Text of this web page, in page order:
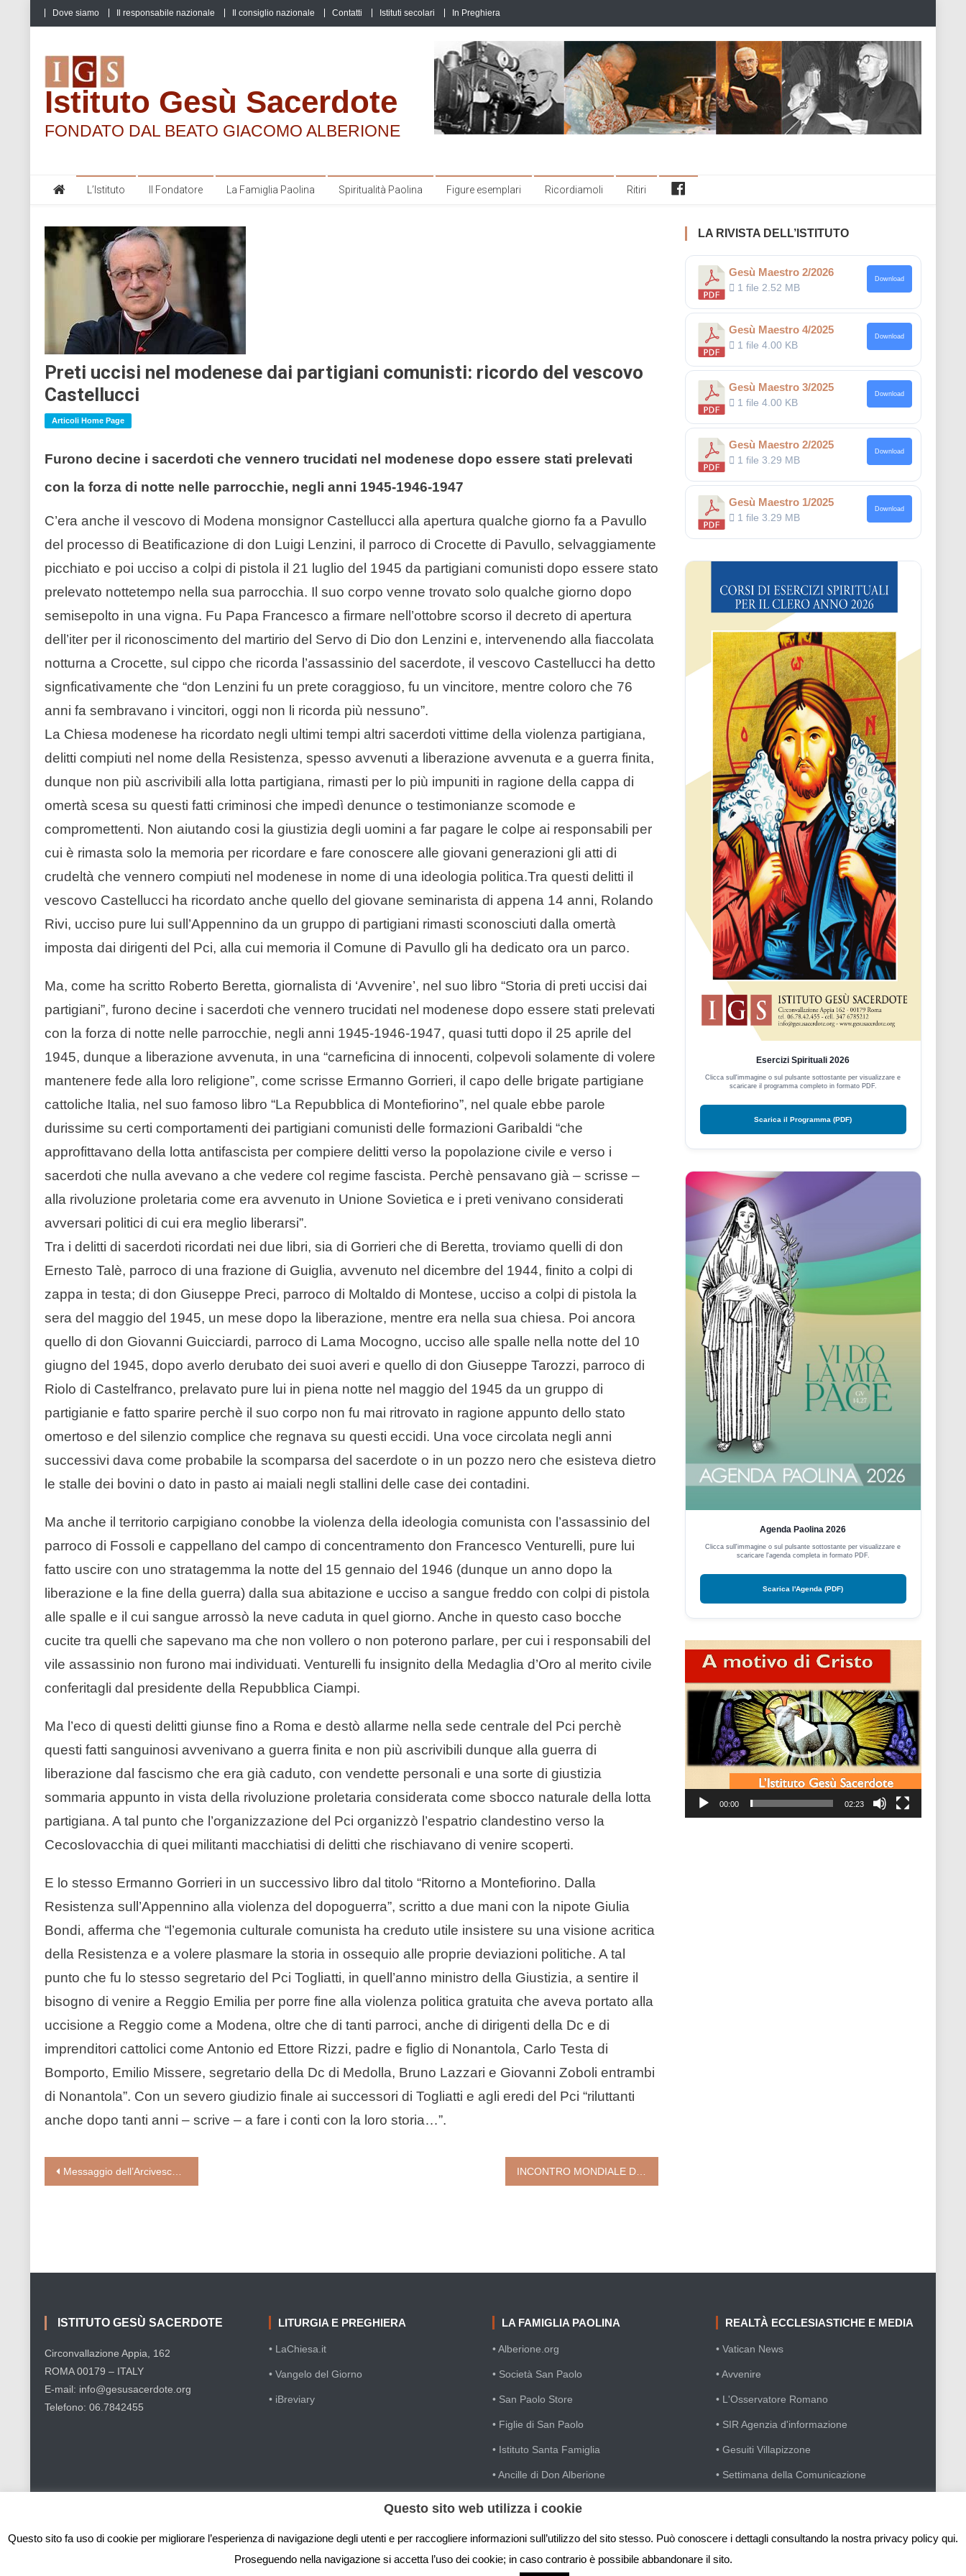
Skip
to
Dove siamo Il responsabile nazionale Il consiglio nazionale Contatti Istituti secolari In Preghiera
Istituto Gesù Sacerdote
FONDATO DAL BEATO GIACOMO ALBERIONE
L’Istituto Il Fondatore La Famiglia Paolina Spiritualità Paolina Figure esemplari Ricordiamoli Ritiri
Preti uccisi nel modenese dai partigiani comunisti: ricordo del vescovo
Castellucci
Articoli Home Page
Furono decine i sacerdoti che vennero trucidati nel modenese dopo essere stati prelevati
con la forza di notte nelle parrocchie, negli anni 1945-1946-1947
C’era anche il vescovo di Modena monsignor Castellucci alla apertura qualche giorno fa a Pavullo
del processo di Beatificazione di don Luigi Lenzini, il parroco di Crocette di Pavullo, selvaggiamente
picchiato e poi ucciso a colpi di pistola il 21 luglio del 1945 da partigiani comunisti dopo essere stato
prelevato nottetempo nella sua parrocchia. Il suo corpo venne trovato solo qualche giorno dopo
semisepolto in una vigna. Fu Papa Francesco a firmare nell’ottobre scorso il decreto di apertura
dell’iter per il riconoscimento del martirio del Servo di Dio don Lenzini e, intervenendo alla fiaccolata
notturna a Crocette, sul cippo che ricorda l’assassinio del sacerdote, il vescovo Castellucci ha detto
signficativamente che “don Lenzini fu un prete coraggioso, fu un vincitore, mentre coloro che 76
anni fa sembravano i vincitori, oggi non li ricorda più nessuno”.
La Chiesa modenese ha ricordato negli ultimi tempi altri sacerdoti vittime della violenza partigiana,
delitti compiuti nel nome della Resistenza, spesso avvenuti a liberazione avvenuta e a guerra finita,
dunque non più ascrivibili alla lotta partigiana, rimasti per lo più impuniti in ragione della cappa di
omertà scesa su questi fatti criminosi che impedì denunce o testimonianze scomode e
compromettenti. Non aiutando cosi la giustizia degli uomini a far pagare le colpe ai responsabili per
cui è rimasta solo la memoria per ricordare e fare conoscere alle giovani generazioni gli atti di
crudeltà che vennero compiuti nel modenese in nome di una ideologia politica.Tra questi delitti il
vescovo Castellucci ha ricordato anche quello del giovane seminarista di appena 14 anni, Rolando
Rivi, ucciso pure lui sull’Appennino da un gruppo di partigiani rimasti sconosciuti dalla omertà
imposta dai dirigenti del Pci, alla cui memoria il Comune di Pavullo gli ha dedicato ora un parco.
Ma, come ha scritto Roberto Beretta, giornalista di ‘Avvenire’, nel suo libro “Storia di preti uccisi dai
partigiani”, furono decine i sacerdoti che vennero trucidati nel modenese dopo essere stati prelevati
con la forza di notte nelle parrocchie, negli anni 1945-1946-1947, quasi tutti dopo il 25 aprile del
1945, dunque a liberazione avvenuta, in una “carneficina di innocenti, colpevoli solamente di volere
mantenere fede alla loro religione”, come scrisse Ermanno Gorrieri, il capo delle brigate partigiane
cattoliche Italia, nel suo famoso libro “La Repubblica di Montefiorino”, nel quale ebbe parole
durissime su certi comportamenti dei partigiani comunisti delle formazioni Garibaldi “che
approfittavano della lotta antifascista per compiere delitti verso la popolazione civile e verso i
sacerdoti che nulla avevano a che vedere col regime fascista. Perchè pensavano già – scrisse –
alla rivoluzione proletaria come era avvenuto in Unione Sovietica e i preti venivano considerati
avversari politici di cui era meglio liberarsi”.
Tra i delitti di sacerdoti ricordati nei due libri, sia di Gorrieri che di Beretta, troviamo quelli di don
Ernesto Talè, parroco di una frazione di Guiglia, avvenuto nel dicembre del 1944, finito a colpi di
zappa in testa; di don Giuseppe Preci, parroco di Moltaldo di Montese, ucciso a colpi di pistola la
sera del maggio del 1945, un mese dopo la liberazione, mentre era nella sua chiesa. Poi ancora
quello di don Giovanni Guicciardi, parroco di Lama Mocogno, ucciso alle spalle nella notte del 10
giugno del 1945, dopo averlo derubato dei suoi averi e quello di don Giuseppe Tarozzi, parroco di
Riolo di Castelfranco, prelavato pure lui in piena notte nel maggio del 1945 da un gruppo di
partigianie e fatto sparire perchè il suo corpo non fu mai ritrovato in ragione appunto dello stato
omertoso e del silenzio complice che regnava su questi eccidi. Una voce circolata negli anni
successivi dava come probabile la scomparsa del sacerdote o in un pozzo nero che esisteva dietro
le stalle dei bovini o dato in pasto ai maiali negli stallini delle case dei contadini.
Ma anche il territorio carpigiano conobbe la violenza della ideologia comunista con l’assassinio del
parroco di Fossoli e cappellano del campo di concentramento don Francesco Venturelli, pure lui
fatto uscire con uno stratagemma la notte del 15 gennaio del 1946 (dunque un anno dopo la
liberazione e la fine della guerra) dalla sua abitazione e ucciso a sangue freddo con colpi di pistola
alle spalle e il cui sangue arrossò la neve caduta in quel giorno. Anche in questo caso bocche
cucite tra quelli che sapevano ma che non vollero o non poterono parlare, per cui i responsabili del
vile assassinio non furono mai individuati. Venturelli fu insignito della Medaglia d’Oro al merito civile
conferitagli dal presidente della Repubblica Ciampi.
Ma l’eco di questi delitti giunse fino a Roma e destò allarme nella sede centrale del Pci perchè
questi fatti sanguinosi avvenivano a guerra finita e non più ascrivibili dunque alla guerra di
liberazione dal fascismo che era già caduto, con vendette personali e una sorte di giustizia
sommaria appunto in vista della rivoluzione proletaria considerata come sbocco naturale della lotta
partigiana. A tal punto che l’organizzazione del Pci organizzò l’espatrio clandestino verso la
Cecoslovacchia di quei militanti macchiatisi di delitti che rischiavano di venire scoperti.
E lo stesso Ermanno Gorrieri in un successivo libro dal titolo “Ritorno a Montefiorino. Dalla
Resistenza sull’Appennino alla violenza del dopoguerra”, scritto a due mani con la nipote Giulia
Bondi, afferma che “l’egemonia culturale comunista ha creduto utile insistere su una visione acritica
della Resistenza e a volere plasmare la storia in ossequio alle proprie deviazioni politiche. A tal
punto che fu lo stesso segretario del Pci Togliatti, in quell’anno ministro della Giustizia, a sentire il
bisogno di venire a Reggio Emilia per porre fine alla violenza politica gratuita che aveva portato alla
uccisione a Reggio come a Modena, oltre che di tanti parroci, anche di dirigenti della Dc e di
imprenditori cattolici come Antonio ed Ettore Rizzi, padre e figlio di Nonantola, Carlo Testa di
Bomporto, Emilio Missere, segretario della Dc di Medolla, Bruno Lazzari e Giovanni Zoboli entrambi
di Nonantola”. Con un severo giudizio finale ai successori di Togliatti e agli eredi del Pci “riluttanti
anche dopo tanti anni – scrive – a fare i conti con la loro storia…”.
Navigazione
Messaggio dell’Arcivescovo di Napoli, Mons. Mimmo Battaglia, ai “grandi” del G20 INCONTRO MONDIALE DELLE FAMIGLIE: PRESENTATA L’IMMAGINE UFFICIALE “FIRMATA” RUPNIK
LA RIVISTA DELL’ISTITUTO
Gesù Maestro 2/2026
1 file 2.52 MB
Download
Gesù Maestro 4/2025
1 file4.00 KB
Download
Gesù Maestro 3/2025
1 file4.00 KB
Download
Gesù Maestro 2/2025
1 file3.29 MB
Download
Gesù Maestro 1/2025
1 file3.29 MB
Download
Esercizi Spirituali 2026
Clicca sull'immagine o sul pulsante sottostante per visualizzare e
scaricare il programma completo in formato PDF.
Scarica il Programma (PDF)
Agenda Paolina 2026
Clicca sull'immagine o sul pulsante sottostante per visualizzare e
scaricare l'agenda completa in formato PDF.
Scarica l'Agenda (PDF)
Video
Player
00:00 02:23
ISTITUTO GESÙ SACERDOTE
Circonvallazione Appia, 162
ROMA 00179 – ITALY
E-mail: info@gesusacerdote.org
Telefono: 06.7842455
LITURGIA E PREGHIERA
• LaChiesa.it
• Vangelo del Giorno
• iBreviary
LA FAMIGLIA PAOLINA
• Alberione.org
• Società San Paolo
• San Paolo Store
• Figlie di San Paolo
• Istituto Santa Famiglia
• Ancille di Don Alberione
REALTÀ ECCLESIASTICHE E MEDIA
• Vatican News
• Avvenire
• L'Osservatore Romano
• SIR Agenzia d'informazione
• Gesuiti Villapizzone
• Settimana della Comunicazione
Questo sito web utilizza i cookie
Questo sito fa uso di cookie per migliorare l’esperienza di navigazione degli utenti e per raccogliere informazioni sull’utilizzo del sito stesso. Può conoscere i dettagli consultando la nostra privacy policy qui.
Proseguendo nella navigazione si accetta l’uso dei cookie; in caso contrario è possibile abbandonare il sito.